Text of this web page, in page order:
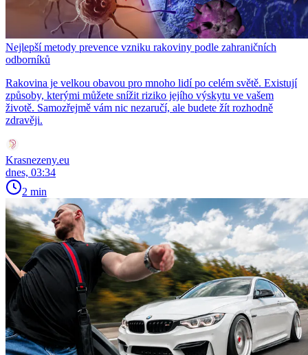
Nejlepší metody prevence vzniku rakoviny podle zahraničních
odborníků
Rakovina je velkou obavou pro mnoho lidí po celém světě. Existují
způsoby, kterými můžete snížit riziko jejího výskytu ve vašem
životě. Samozřejmě vám nic nezaručí, ale budete žít rozhodně
zdravěji.
Krasnezeny.eu
dnes, 03:34
2 min